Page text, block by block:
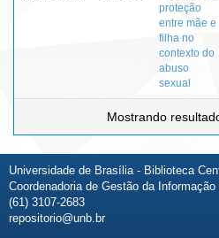
proteção
entre mãe e
filha no
contexto do
abuso
sexual
Mostrando
Universidade de Brasília - Biblioteca
Coordenadoria de Gestão da
(61) 3107-2683
repositorio@unb.br